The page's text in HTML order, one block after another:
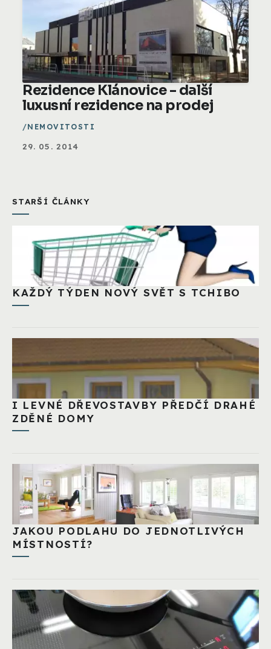
Rezidence Klánovice - další
luxusní rezidence na prodej
NEMOVITOSTI
29. 05. 2014
STARŠÍ ČLÁNKY
KAŽDÝ TÝDEN NOVÝ SVĚT S TCHIBO
I LEVNÉ DŘEVOSTAVBY PŘEDČÍ DRAHÉ
ZDĚNÉ DOMY
JAKOU PODLAHU DO JEDNOTLIVÝCH
MÍSTNOSTÍ?